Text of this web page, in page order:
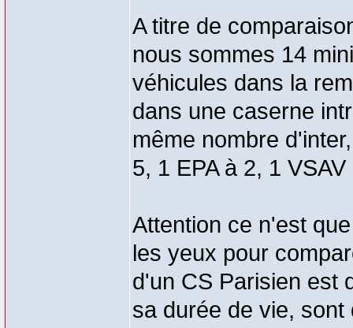
A titre de
nous sommes 14
véhicules dans la
dans une caserne
même nombre
5, 1 EPA à 2, 1
Attention ce n'est
les yeux pour
d'un CS Parisien est
sa durée de vie,